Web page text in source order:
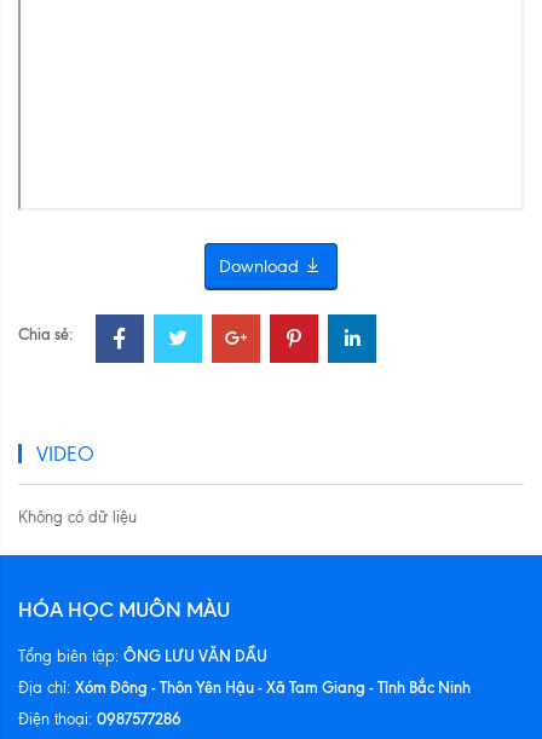
Download
Chia sẻ:
VIDEO
Không có dữ liệu
HÓA HỌC MUÔN MÀU
Tổng biên tập: ÔNG LƯU VĂN DẦU
Địa chỉ: Xóm Đông - Thôn Yên Hậu - Xã Tam Giang - Tỉnh Bắc Ninh
Điện thoại: 0987577286